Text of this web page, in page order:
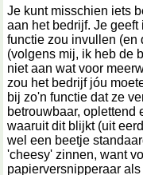
Je kunt misschien iets
aan het bedrijf. Je
functie zou invullen (en
(volgens mij, ik heb de
niet aan wat voor
zou het bedrijf jóu
bij zo'n functie dat ze
betrouwbaar, oplettend
waaruit dit blijkt (uit
wel een beetje
'cheesy' zinnen, want
papierversnipperaar